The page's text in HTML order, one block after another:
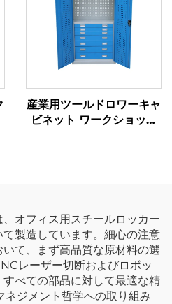
産業用ツールドロワーキャ
ビネット ワークショップ
オフィス用スチールロッカー
製造しています。細心の注意
て、まず高品質な原材料の選
レーザー切断およびロボッ
すべての部品に対して最適な精
ネジメント哲学への取り組み